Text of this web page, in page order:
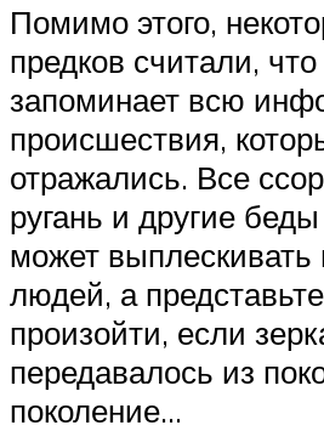
Помимо этого,
предков считали,
запоминает всю
происшествия,
отражались. Все
ругань и другие
может выплескивать
людей, а
произойти, если
передавалось из
поколение…